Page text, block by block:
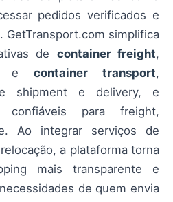
pedidos verificados e
GetTransport.com simplifica
de container freight,
e container transport,
shipment e delivery, e
confiáveis para freight,
Ao integrar serviços de
a plataforma torna
mais transparente e
de quem envia